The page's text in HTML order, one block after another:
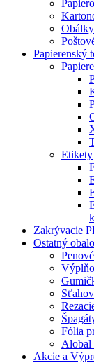
Papierenský
Etikety
Zakrývacie
Ostatný
Fólia
Alobal
Akcie a